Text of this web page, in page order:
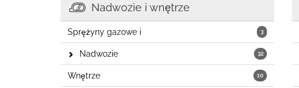
Nadwozie i wnętrze
3
Sprężyny gazowe i
32
Nadwozie
10
Wnętrze